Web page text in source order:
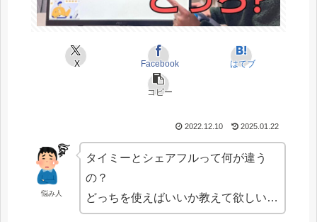
X Facebook はてブ
コピー
2022.12.10 2025.01.22
悩み人
タイミーとシェアフルって何が違う
の？
どっちを使えばいいか教えて欲しい…